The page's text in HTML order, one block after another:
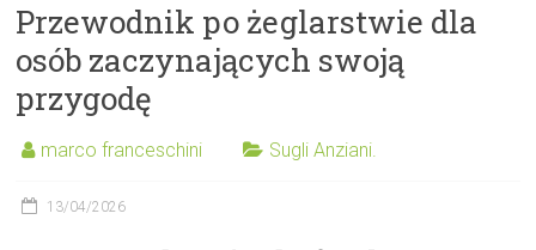
Przewodnik po żeglarstwie dla
osób zaczynających swoją
przygodę
marco franceschini Sugli Anziani.
13/04/2026